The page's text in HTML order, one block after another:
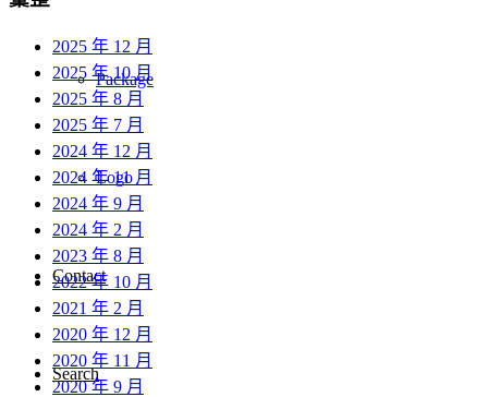
Package
Logo
Contact
Search
2025 年 12 月
2025 年 10 月
2025 年 8 月
2025 年 7 月
2024 年 12 月
2024 年 11 月
2024 年 9 月
2024 年 2 月
2023 年 8 月
2022 年 10 月
2021 年 2 月
2020 年 12 月
2020 年 11 月
2020 年 9 月